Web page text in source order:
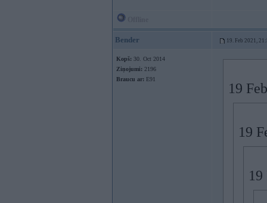
Bender 19. Feb 2021,
Kopš: 30. Oct 2014
Ziņojumi: 2196
Braucu ar: E91
19
19